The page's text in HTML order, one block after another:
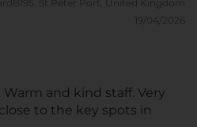
St Peter Port, United Kingdom
19/04/2026
and kind staff. Very
to the key spots in